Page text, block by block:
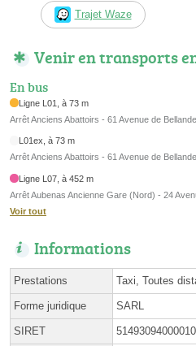
Trajet Waze
Venir en transports
En bus
Ligne L01, à 73 m
Arrêt Anciens Abattoirs - 61 Avenue de Bellande
L01ex, à 73 m
Arrêt Anciens Abattoirs - 61 Avenue de Bellande
Ligne L07, à 452 m
Arrêt Aubenas Ancienne Gare (Nord) - 24
Voir tout
Informations
Prestations Taxi, Toutes
Forme juridique SARL
SIRET 51493094000010